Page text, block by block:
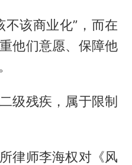
不该商业化”，而在
他们意愿、保障他
级残疾，属于限制
律师李海权对《风